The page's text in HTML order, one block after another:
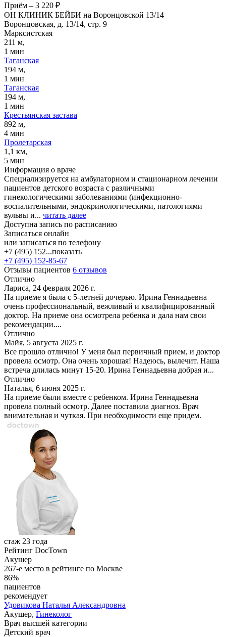
Приём – 3 220 ₽
ОН КЛИНИК БЕЙБИ на Воронцовской 13/14
Воронцовская, д. 13/14, стр. 9
Марксистская
211 м,
1 мин
Таганская
194 м,
1 мин
Таганская
194 м,
1 мин
Крестьянская застава
892 м,
4 мин
Пролетарская
1,1 км,
5 мин
Информация о враче
Специализируется на амбулаторном и стационарном лечении
пациентов детского возраста с различными
гинекологическими заболеваниями (инфекционно-
воспалительными, эндокринологическими, патологиями
вульвы и... читать далее
Доступна запись по расписанию
Записаться онлайн
или записаться по телефону
+7 (495) 152...показать
+7 (495) 152-85-67
Отзывы пациентов 6 отзывов
Отлично
Лариса, 24 февраля 2026 г.
На приеме я была с 5-летней дочерью. Ирина Геннадьевна
очень профессиональный, вежливый и квалифицированный
доктор. На приеме она осмотрела ребенка и дала нам свои
рекомендации....
Отлично
Майя, 5 августа 2025 г.
Все прошло отлично! У меня был первичный прием, и доктор
провела осмотр. Она очень хорошая! Надеюсь, вылечит. Наша
встреча длилась минут 15-20. Ирина Геннадьевна добрая и...
Отлично
Наталья, 6 июня 2025 г.
На приеме были вместе с ребенком. Ирина Геннадьевна
провела полный осмотр. Далее поставила диагноз. Врач
внимательная и чуткая. При необходимости еще придем.
стаж 23 года
Рейтинг DocTown
Акушер
267-е место в рейтинге по Москве
86%
пациентов
рекомендует
Удовикова Наталья Александровна
Акушер, Гинеколог
Врач высшей категории
Детский врач